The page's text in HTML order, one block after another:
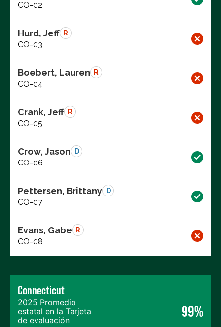
CO-02
Hurd, Jeff R
CO-03
Boebert, Lauren R
CO-04
Crank, Jeff R
CO-05
Crow, Jason D
CO-06
Pettersen, Brittany D
CO-07
Evans, Gabe R
CO-08
Connecticut
2025 Promedio
estatal en la Tarjeta
de evaluación
99%